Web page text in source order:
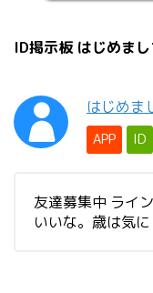
ID掲示板 はじめま
はじめま
APP ID
友達募集中 ライ
いいな。歳は気